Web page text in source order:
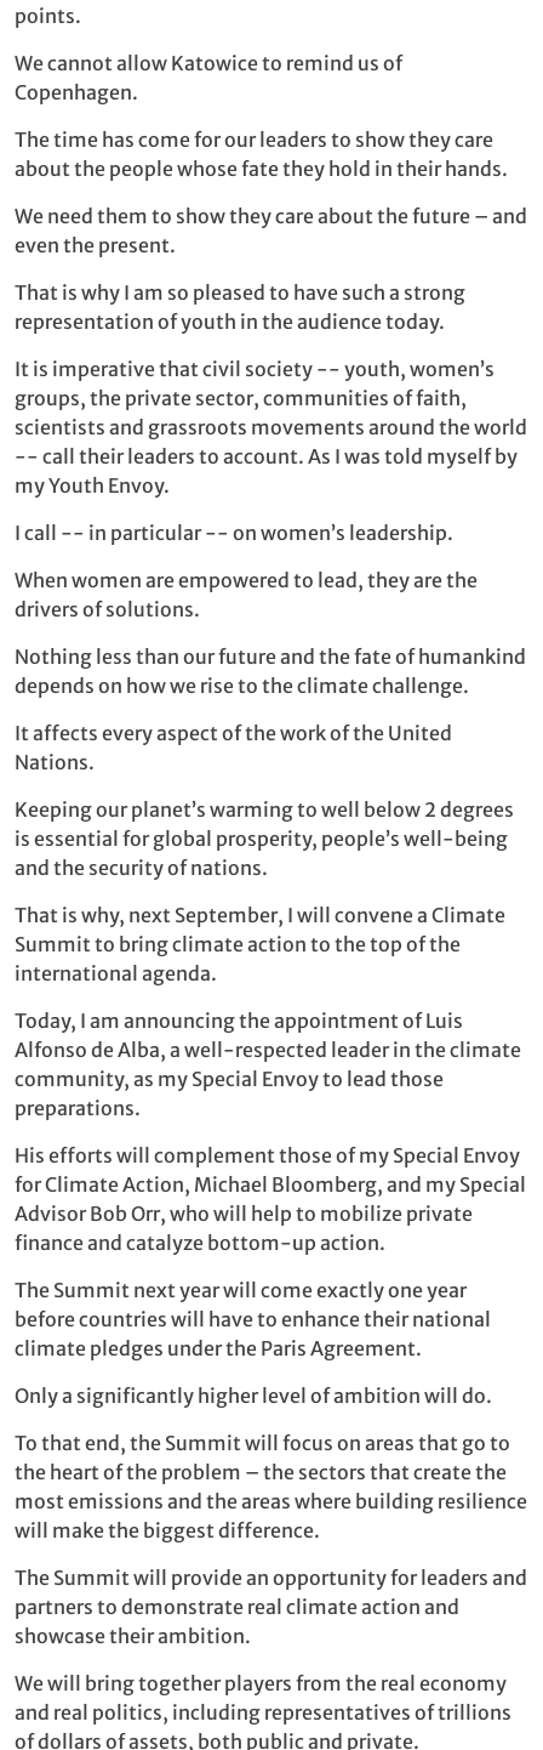
points.
We cannot allow Katowice to remind us of
Copenhagen.
The time has come for our leaders to show they care
about the people whose fate they hold in their hands.
We need them to show they care about the future – and
even the present.
That is why I am so pleased to have such a strong
representation of youth in the audience today.
It is imperative that civil society -- youth, women’s
groups, the private sector, communities of faith,
scientists and grassroots movements around the world
-- call their leaders to account. As I was told myself by
my Youth Envoy.
I call -- in particular -- on women’s leadership.
When women are empowered to lead, they are the
drivers of solutions.
Nothing less than our future and the fate of humankind
depends on how we rise to the climate challenge.
It affects every aspect of the work of the United
Nations.
Keeping our planet’s warming to well below 2 degrees
is essential for global prosperity, people’s well-being
and the security of nations.
That is why, next September, I will convene a Climate
Summit to bring climate action to the top of the
international agenda.
Today, I am announcing the appointment of Luis
Alfonso de Alba, a well-respected leader in the climate
community, as my Special Envoy to lead those
preparations.
His efforts will complement those of my Special Envoy
for Climate Action, Michael Bloomberg, and my Special
Advisor Bob Orr, who will help to mobilize private
finance and catalyze bottom-up action.
The Summit next year will come exactly one year
before countries will have to enhance their national
climate pledges under the Paris Agreement.
Only a significantly higher level of ambition will do.
To that end, the Summit will focus on areas that go to
the heart of the problem – the sectors that create the
most emissions and the areas where building resilience
will make the biggest difference.
The Summit will provide an opportunity for leaders and
partners to demonstrate real climate action and
showcase their ambition.
We will bring together players from the real economy
and real politics, including representatives of trillions
of dollars of assets, both public and private.